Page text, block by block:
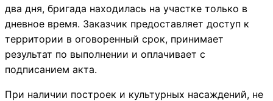
два дня, бригада находилась на участке только в
дневное время. Заказчик предоставляет доступ к
территории в оговоренный срок, принимает
результат по выполнении и оплачивает с
подписанием акта.
При наличии построек и культурных насаждений, не